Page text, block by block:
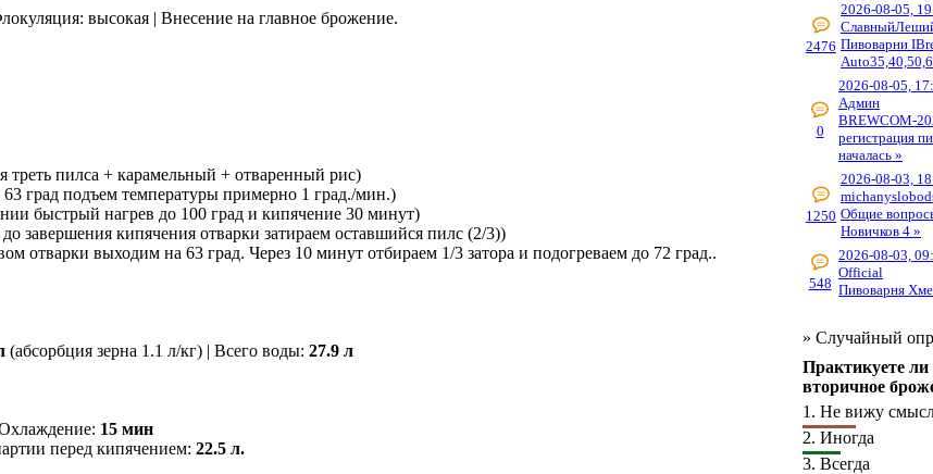
высокая | Внесение на главное брожение.
треть пилса + карамельный + отваренный рис)
град подъем температуры примерно 1 град./мин.)
быстрый нагрев до 100 град и кипячение 30 минут)
завершения кипячения отварки затираем оставшийся пилс (2/3))
отварки выходим на 63 град. Через 10 минут отбираем 1/3 затора и подогреваем до 72 град..
(абсорбция зерна 1.1 л/кг) | Всего воды: 27.9 л
15 мин
перед кипячением: 22.5 л.
2476
2026-08-05,
Пивоварни
0
2026-08-05,
Админ
BREWCOM-
регистрация
началась »
1250
2026-08-03,
Общие
Новичков 4 »
548
2026-08-03,
Official
Пивоварня
» Случайный
Практикуете
вторичное
1. Не вижу
2. Иногда
3. Всегда